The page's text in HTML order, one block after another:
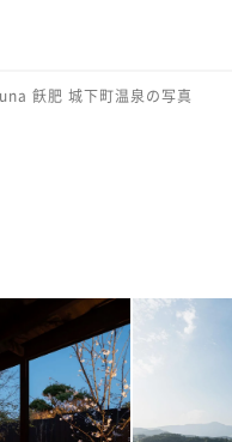
飫肥 城下町温泉の写真